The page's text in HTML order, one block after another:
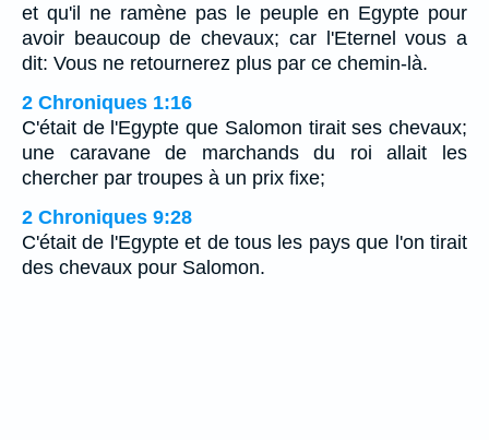
et qu'il ne ramène pas le peuple en Egypte pour
avoir beaucoup de chevaux; car l'Eternel vous a
dit: Vous ne retournerez plus par ce chemin-là.
2 Chroniques 1:16
C'était de l'Egypte que Salomon tirait ses chevaux;
une caravane de marchands du roi allait les
chercher par troupes à un prix fixe;
2 Chroniques 9:28
C'était de l'Egypte et de tous les pays que l'on tirait
des chevaux pour Salomon.